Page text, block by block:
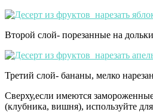
Второй слой- порезанные на
Третий слой- бананы, мелко
Сверху,если имеются
(клубника, вишня), используйте